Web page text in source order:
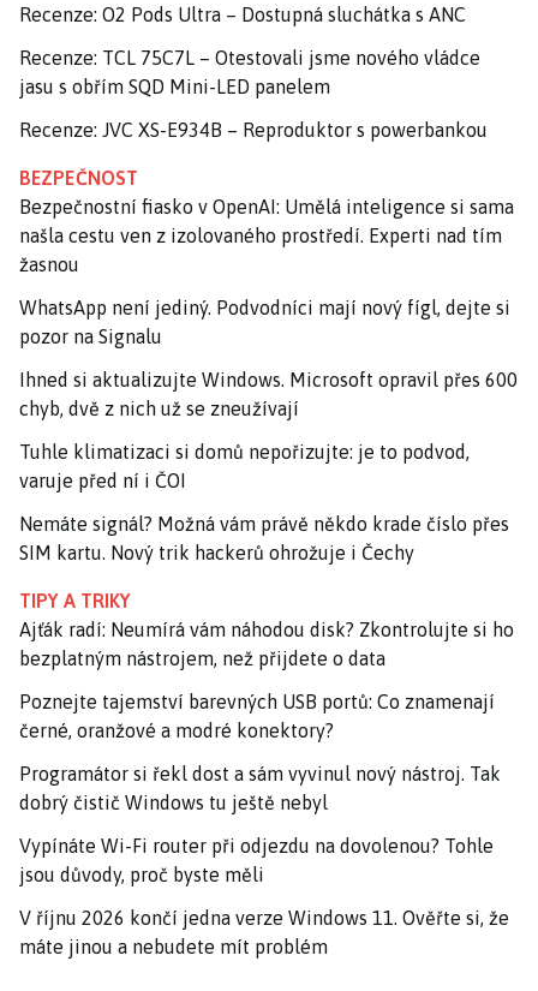
Recenze: O2 Pods Ultra – Dostupná sluchátka s ANC
Recenze: TCL 75C7L – Otestovali jsme nového vládce
jasu s obřím SQD Mini-LED panelem
Recenze: JVC XS-E934B – Reproduktor s powerbankou
BEZPEČNOST
Bezpečnostní fiasko v OpenAI: Umělá inteligence si sama
našla cestu ven z izolovaného prostředí. Experti nad tím
žasnou
WhatsApp není jediný. Podvodníci mají nový fígl, dejte si
pozor na Signalu
Ihned si aktualizujte Windows. Microsoft opravil přes 600
chyb, dvě z nich už se zneužívají
Tuhle klimatizaci si domů nepořizujte: je to podvod,
varuje před ní i ČOI
Nemáte signál? Možná vám právě někdo krade číslo přes
SIM kartu. Nový trik hackerů ohrožuje i Čechy
TIPY A TRIKY
Ajťák radí: Neumírá vám náhodou disk? Zkontrolujte si ho
bezplatným nástrojem, než přijdete o data
Poznejte tajemství barevných USB portů: Co znamenají
černé, oranžové a modré konektory?
Programátor si řekl dost a sám vyvinul nový nástroj. Tak
dobrý čistič Windows tu ještě nebyl
Vypínáte Wi-Fi router při odjezdu na dovolenou? Tohle
jsou důvody, proč byste měli
V říjnu 2026 končí jedna verze Windows 11. Ověřte si, že
máte jinou a nebudete mít problém